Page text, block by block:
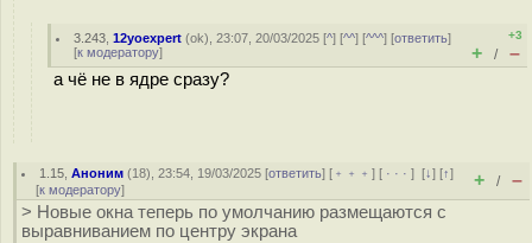
3.243 ,12yoexpert (ok), 23:07, 20/03/2025 [^] [^^] [^^^] [ответить]
[к модератору]
+3
+ / –
а чё не в ядре сразу?
1.15 ,Аноним (18), 23:54, 19/03/2025 [ответить] [ ﹢﹢﹢] [ · · ·][↓] [↑]
[к модератору] + / –
> Новые окна теперь по умолчанию размещаются с
выравниванием по центру экрана